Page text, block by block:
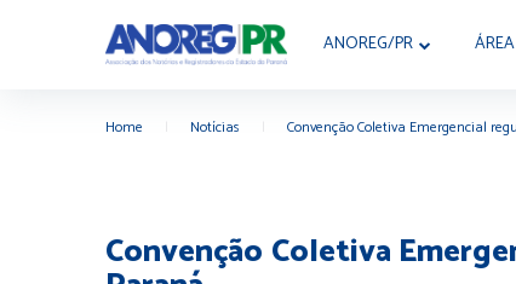
ANOREG/PR
Home Notícias Convenção Coletiva Emergencial
Convenção Coletiva